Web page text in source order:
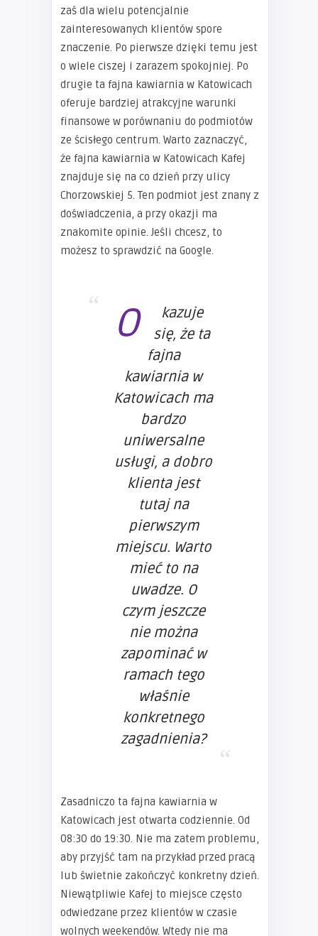
zaś dla wielu potencjalnie
zainteresowanych klientów spore
znaczenie. Po pierwsze dzięki temu jest
o wiele ciszej i zarazem spokojniej. Po
drugie ta fajna kawiarnia w Katowicach
oferuje bardziej atrakcyjne warunki
finansowe w porównaniu do podmiotów
ze ścisłego centrum. Warto zaznaczyć,
że fajna kawiarnia w Katowicach Kafej
znajduje się na co dzień przy ulicy
Chorzowskiej 5. Ten podmiot jest znany z
doświadczenia, a przy okazji ma
znakomite opinie. Jeśli chcesz, to
możesz to sprawdzić na Google.
O
kazuje
się, że ta
fajna
kawiarnia w
Katowicach ma
bardzo
uniwersalne
usługi, a dobro
klienta jest
tutaj na
pierwszym
miejscu. Warto
mieć to na
uwadze. O
czym jeszcze
nie można
zapominać w
ramach tego
właśnie
konkretnego
zagadnienia?
Zasadniczo ta fajna kawiarnia w
Katowicach jest otwarta codziennie. Od
08:30 do 19:30. Nie ma zatem problemu,
aby przyjść tam na przykład przed pracą
lub świetnie zakończyć konkretny dzień.
Niewątpliwie Kafej to miejsce często
odwiedzane przez klientów w czasie
wolnych weekendów. Wtedy nie ma